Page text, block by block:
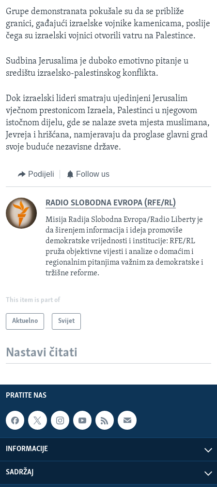
Grupe demonstranata pokušale su da se približe
granici, gađajući izraelske vojnike kamenicama, poslije
čega su izraelski vojnici otvorili vatru na Palestince.
Sudbina Jerusalima je duboko emotivno pitanje u
središtu izraelsko-palestinskog konflikta.
Dok izraelski lideri smatraju ujedinjeni Jerusalim
vječnom prestonicom Izraela, Palestinci u njegovom
istočnom dijelu, gde se nalaze sveta mjesta muslimana,
Jevreja i hrišćana, namjeravaju da proglase glavni grad
svoje buduće nezavisne države.
Podijeli Follow us
RADIO SLOBODNA EVROPA (RFE/RL)
Misija Radija Slobodna Evropa/Radio Liberty je
da širenjem informacija i ideja promoviše
demokratske vrijednosti i institucije: RFE/RL
pruža objektivne vijesti i analize o domaćim i
regionalnim pitanjima važnim za demokratske i
tržišne reforme.
This item is part of
Aktuelno Svijet
Nastavi čitati
PRATITE NAS
INFORMACIJE
SADRŽAJ